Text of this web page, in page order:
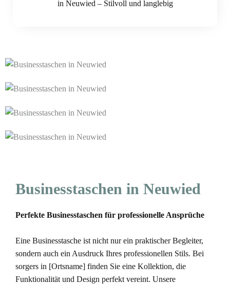
in Neuwied – Stilvoll und langlebig
Businesstaschen in Neuwied
Perfekte Businesstaschen für professionelle Ansprüche
Eine Businesstasche ist nicht nur ein praktischer Begleiter,
sondern auch ein Ausdruck Ihres professionellen Stils. Bei
sorgers in [Ortsname] finden Sie eine Kollektion, die
Funktionalität und Design perfekt vereint. Unsere